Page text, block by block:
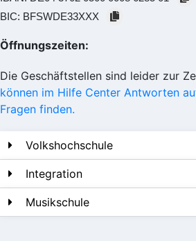
BIC: BFSWDE33XXX
Öffnungszeiten:
Die Geschäftstellen sind leider zur
können im Hilfe Center Antworten
Fragen finden.
Volkshochschule
Integration
Musikschule